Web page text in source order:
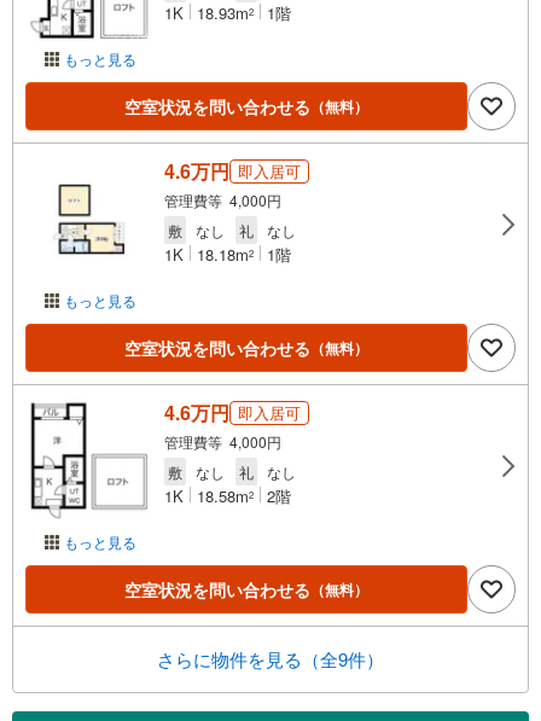
もっと見る
1K 18.93m2 1階
空室状況を問い合わせる （無料）
もっと見る
4.6万円 即入居可
管理費等 4,000円
敷
なし 礼 なし
1K 18.18m2 1階
空室状況を問い合わせる （無料）
もっと見る
4.6万円 即入居可
管理費等 4,000円
敷
なし 礼 なし
1K 18.58m2 2階
空室状況を問い合わせる （無料）
さらに物件を見る（全9件）